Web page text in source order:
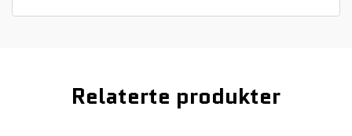
Relaterte produkter